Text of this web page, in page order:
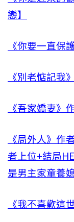
戀】
《你要一直保
《別老惦記我
《吾家嬌妻》
《局外人》作
者上位+結局
是男主家童養
《我不喜歡這